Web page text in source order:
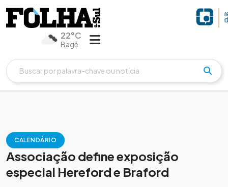
22°C
Bagé
CALENDÁRIO
Associação define exposição
especial Hereford e Braford